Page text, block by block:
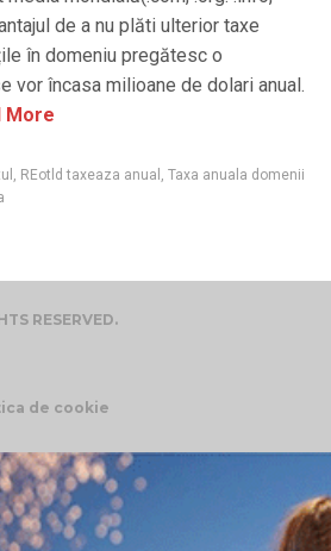
de a nu plăti ulterior taxe
în domeniu pregătesc o
vor încasa milioane de dolari anual.
More
, REotld taxeaza anual , Taxa anuala domenii
RESERVED.
de cookie